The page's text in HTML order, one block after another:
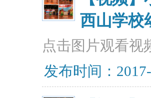
西山学校
点击图片观看视
发布时间：